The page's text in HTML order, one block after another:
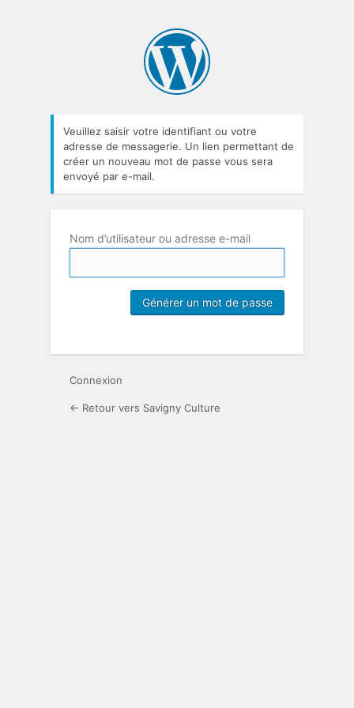
Veuillez saisir votre identifiant ou votre
adresse de messagerie. Un lien permettant de
créer un nouveau mot de passe vous sera
envoyé par e-mail.
Nom d’utilisateur ou adresse e-mail
Connexion
← Retour vers Savigny Culture